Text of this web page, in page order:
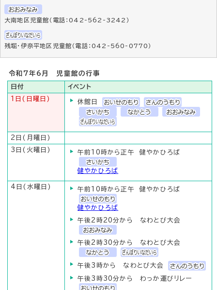
大南地区児童館（電話：042-562-3242）
残堀・伊奈平地区児童館（電話：042-560-0770）
令和7年6月 児童館の行事
日付
イベント
1日(日曜日)
休館日
2日(月曜日)
3日(火曜日)
午前10時から正午 健やかひろば
健やかひろば
4日(水曜日) 午前10時から正午 健やかひろば
健やかひろば
午後2時20分から なわとび大会
午後2時30分から なわとび大会
午後3時から なわとび大会
午後3時30分から わっか運びリレー